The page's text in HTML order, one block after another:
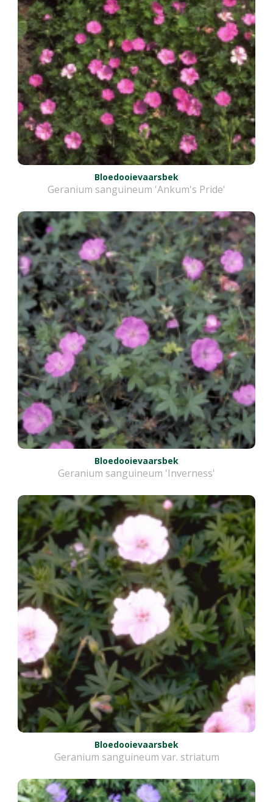
Bloedooievaarsbek
Geranium sanguineum 'Ankum's Pride'
Bloedooievaarsbek
Geranium sanguineum 'Inverness'
Bloedooievaarsbek
Geranium sanguineum var. striatum